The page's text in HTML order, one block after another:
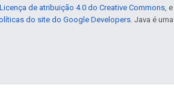
Licença de atribuição 4.0 do Creative Commons ,
do site do Google Developers . Java é